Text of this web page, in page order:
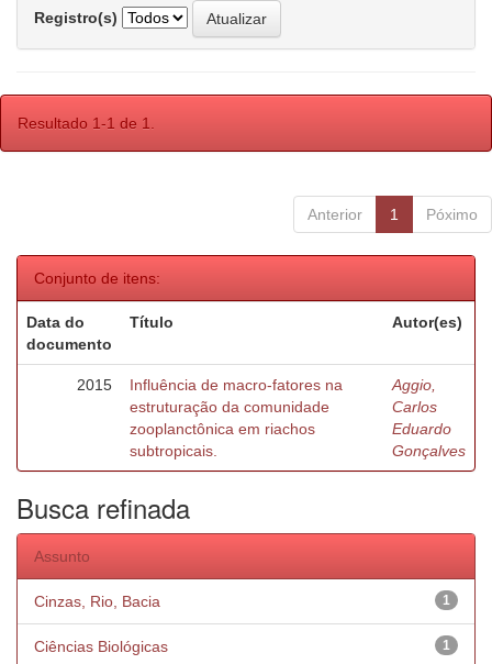
Registro(s)
Resultado 1-1 de 1.
Anterior 1 Póximo
Conjunto de itens:
Data do
documento
Título Autor(es)
2015
Influência de macro-fatores na
estruturação da comunidade
zooplanctônica em riachos
subtropicais.
Aggio,
Carlos
Eduardo
Gonçalves
Busca refinada
Assunto
1
Cinzas, Rio, Bacia
1
Ciências Biológicas